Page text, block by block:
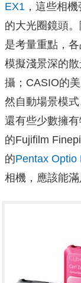
EX1 ，這些相
的大光圈鏡頭
是考量重點，
模擬淺景深的
攝；CASIO的
然自動場景模
還有些少數擁
的Fujifilm
的Pentax Optio
相機，應該能滿